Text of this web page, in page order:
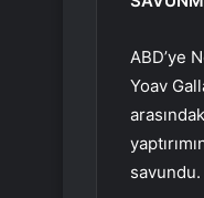
ABD’ye
Yoav
savundu.